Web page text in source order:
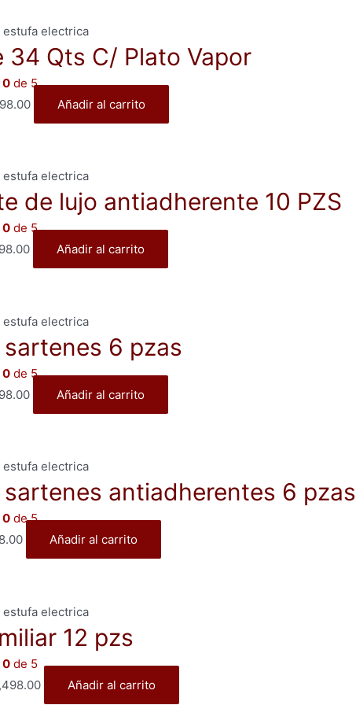
estufa electrica
34 Qts C/ Plato Vapor
0 de 5
El
precio
es:
Añadir al carrito
estufa electrica
de lujo antiadherente 10 PZS
0 de 5
El
precio
Añadir al carrito
estufa electrica
6 pzas
0 de 5
El
precio
es:
Añadir al carrito
estufa electrica
antiadherentes 6 pzas
0 de 5
El
precio
Añadir al carrito
estufa electrica
12 pzs
0 de 5
El
Añadir al carrito